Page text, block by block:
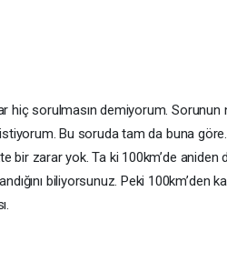
hiç sorulmasın demiyorum. Sorunun
Bu soruda tam da buna
bir zarar yok. Ta ki 100km’de aniden
biliyorsunuz. Peki 100km’den